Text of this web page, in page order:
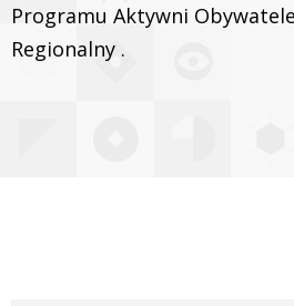
Programu Aktywni
Regionalny .